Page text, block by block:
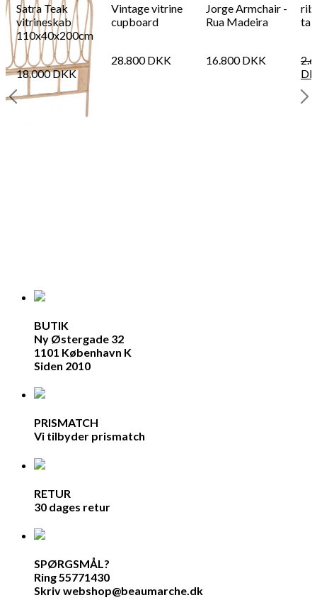
Satra Teak
vitrineskab
110x40x200cm
18.000DKK
Vintage vitrine
cupboard
28.800DKK
Jorge Armchair -
Rua Madeira
16.800DKK
BUTIK
Ny Østergade 32
1101 København K
Siden 2010
PRISMATCH
Vi tilbyder prismatch
RETUR
30 dages retur
SPØRGSMÅL?
Ring 55771430
Skriv webshop@beaumarche.dk